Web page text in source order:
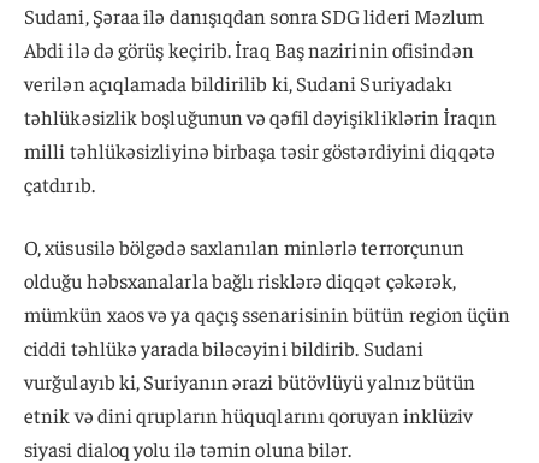
Sudani, Şəraa ilə danışıqdan sonra SDG lideri Məzlum
Abdi ilə də görüş keçirib. İraq Baş nazirinin ofisindən
verilən açıqlamada bildirilib ki, Sudani Suriyadakı
təhlükəsizlik boşluğunun və qəfil dəyişikliklərin İraqın
milli təhlükəsizliyinə birbaşa təsir göstərdiyini diqqətə
çatdırıb.
O, xüsusilə bölgədə saxlanılan minlərlə terrorçunun
olduğu həbsxanalarla bağlı risklərə diqqət çəkərək,
mümkün xaos və ya qaçış ssenarisinin bütün region üçün
ciddi təhlükə yarada biləcəyini bildirib. Sudani
vurğulayıb ki, Suriyanın ərazi bütövlüyü yalnız bütün
etnik və dini qrupların hüquqlarını qoruyan inklüziv
siyasi dialoq yolu ilə təmin oluna bilər.